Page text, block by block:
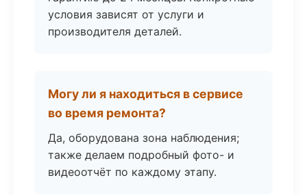
условия зависят от услуги и
производителя деталей.
Могу ли я находиться в сервисе
во время ремонта?
Да, оборудована зона наблюдения;
также делаем подробный фото- и
видеоотчёт по каждому этапу.